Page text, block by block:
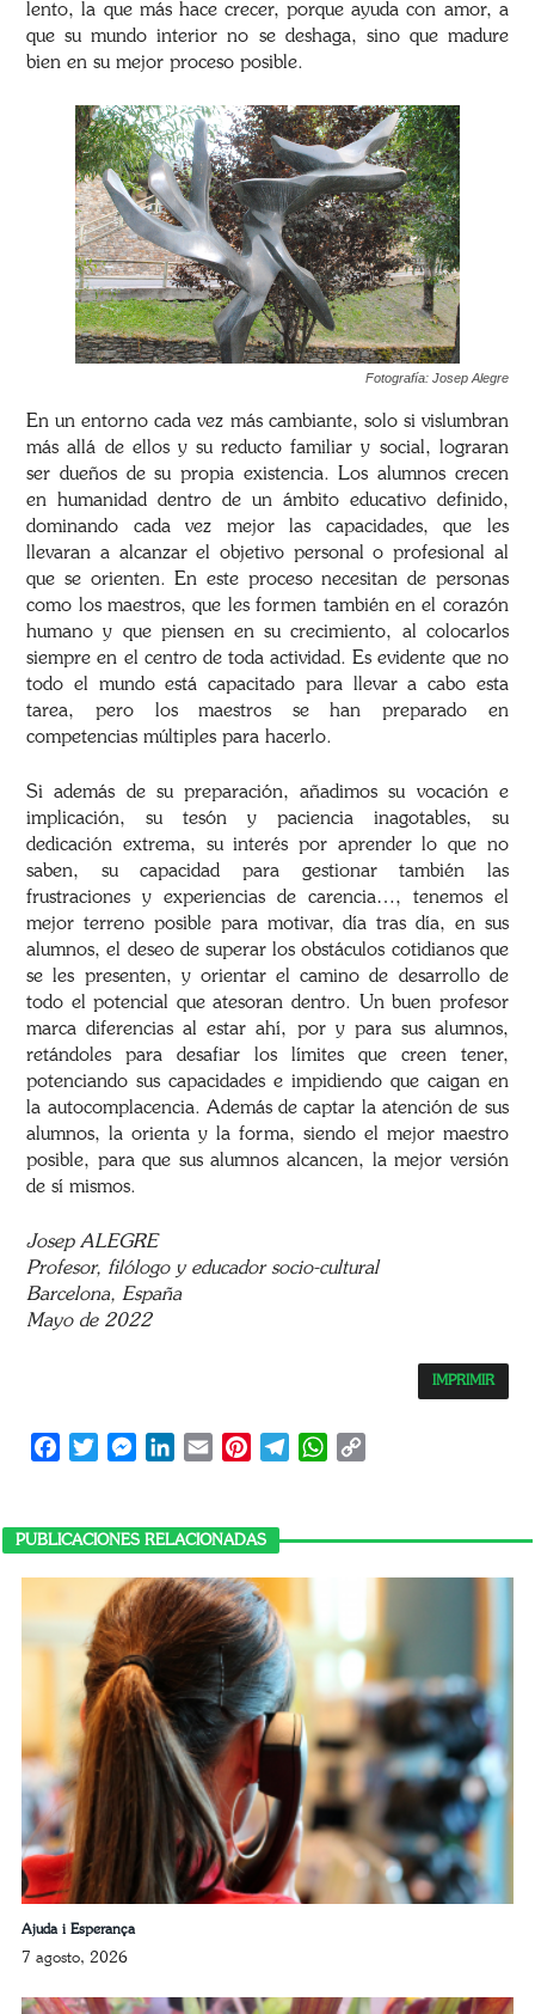
lento, la que más hace crecer, porque ayuda con amor, a
que su mundo interior no se deshaga, sino que madure
bien en su mejor proceso posible.
Fotografía: Josep Alegre
En un entorno cada vez más cambiante, solo si vislumbran
más allá de ellos y su reducto familiar y social, lograran
ser dueños de su propia existencia. Los alumnos crecen
en humanidad dentro de un ámbito educativo definido,
dominando cada vez mejor las capacidades, que les
llevaran a alcanzar el objetivo personal o profesional al
que se orienten. En este proceso necesitan de personas
como los maestros, que les formen también en el corazón
humano y que piensen en su crecimiento, al colocarlos
siempre en el centro de toda actividad. Es evidente que no
todo el mundo está capacitado para llevar a cabo esta
tarea, pero los maestros se han preparado en
competencias múltiples para hacerlo.
Si además de su preparación, añadimos su vocación e
implicación, su tesón y paciencia inagotables, su
dedicación extrema, su interés por aprender lo que no
saben, su capacidad para gestionar también las
frustraciones y experiencias de carencia…, tenemos el
mejor terreno posible para motivar, día tras día, en sus
alumnos, el deseo de superar los obstáculos cotidianos que
se les presenten, y orientar el camino de desarrollo de
todo el potencial que atesoran dentro. Un buen profesor
marca diferencias al estar ahí, por y para sus alumnos,
retándoles para desafiar los límites que creen tener,
potenciando sus capacidades e impidiendo que caigan en
la autocomplacencia. Además de captar la atención de sus
alumnos, la orienta y la forma, siendo el mejor maestro
posible, para que sus alumnos alcancen, la mejor versión
de sí mismos.
Josep ALEGRE
Profesor, filólogo y educador socio-cultural
Barcelona, España
Mayo de 2022
IMPRIMIR
FacebookTwitterMessengerLinkedIn
Email PinterestTelegramWhatsApp
PUBLICACIONES RELACIONADAS
Ajuda i Esperança
7 agosto, 2026